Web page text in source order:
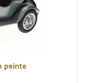
peinte